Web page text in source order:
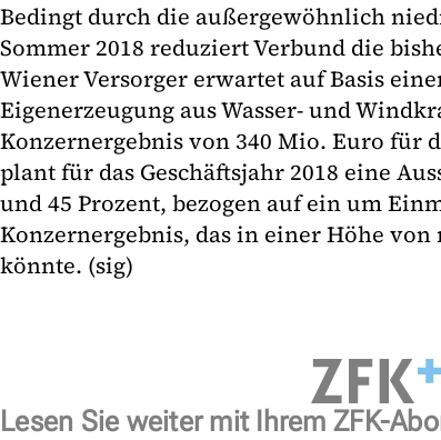
Bedingt durch die außergewöhnlich
Sommer 2018 reduziert Verbund die
Wiener Versorger erwartet auf Basis
Eigenerzeugung aus Wasser- und
Konzernergebnis von 340 Mio. Euro für
plant für das Geschäftsjahr 2018 eine
und 45 Prozent, bezogen auf ein um
Konzernergebnis, das in einer Höhe
könnte. (sig)
Lesen Sie weiter mit Ihrem ZFK-